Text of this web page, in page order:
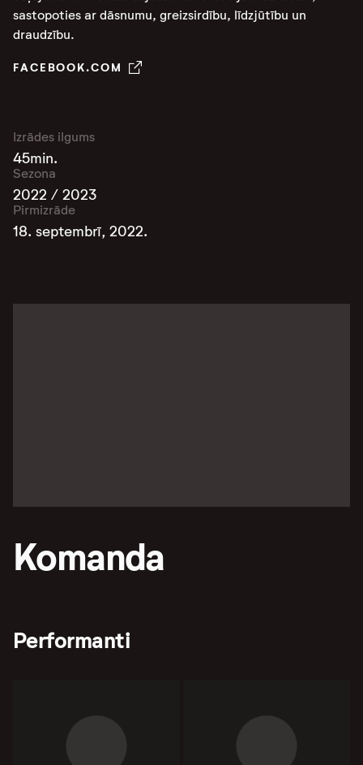
sastopoties ar dāsnumu, greizsirdību, līdzjūtību un
draudzību.
FACEBOOK.COM
Izrādes ilgums
45min.
Sezona
2022 / 2023
Pirmizrāde
18. septembrī, 2022.
Komanda
Performanti